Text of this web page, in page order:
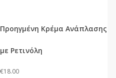
Προηγμένη Κρέμα Ανάπλασης
με Ρετινόλη
€18.00